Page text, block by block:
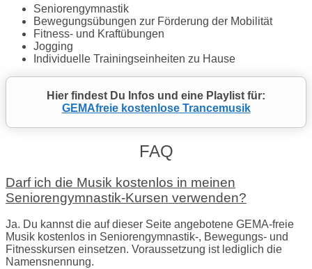
Seniorengymnastik
Bewegungsübungen zur Förderung der Mobilität
Fitness- und Kraftübungen
Jogging
Individuelle Trainingseinheiten zu Hause
Hier findest Du Infos und eine Playlist für:
GEMAfreie kostenlose Trancemusik
FAQ
Darf ich die Musik kostenlos in meinen
Seniorengymnastik-Kursen verwenden?
Ja. Du kannst die auf dieser Seite angebotene GEMA-freie
Musik kostenlos in Seniorengymnastik-, Bewegungs- und
Fitnesskursen einsetzen. Voraussetzung ist lediglich die
Namensnennung.